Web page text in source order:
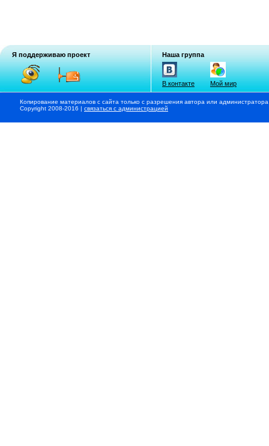
Я поддерживаю проект Наша группа
В контакте Мой мир
Копирование материалов с сайта только с разрешения автора или
Copyright 2008-2016 | связаться с администрацией